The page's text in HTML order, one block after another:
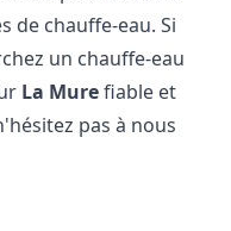
de chauffe-eau. Si
un chauffe-eau
La Murefiable et
pas à nous